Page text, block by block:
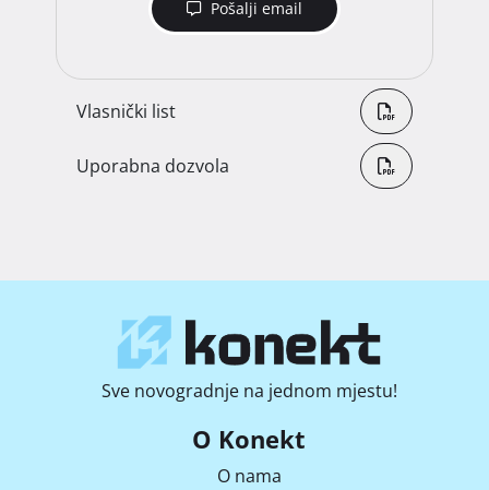
Pošalji email
Vlasnički list
Uporabna dozvola
Sve novogradnje na jednom mjestu!
O Konekt
O nama